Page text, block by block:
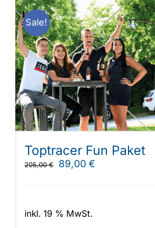
mehrere
Varianten
auf.
Die
Optionen
können
auf
der
Produktseite
gewählt
Sale!
Toptracer Fun Paket
205,00€
Ursprünglicher
89,00 €
inkl. 19 % MwSt.